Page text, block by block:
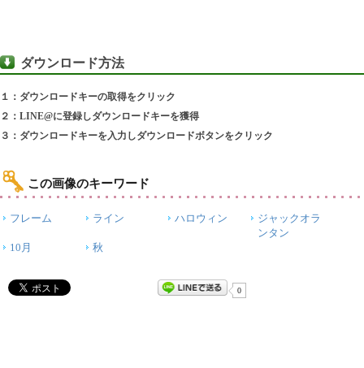
ダウンロード方法
１：ダウンロードキーの取得をクリック
２：LINE@に登録しダウンロードキーを獲得
３：ダウンロードキーを入力しダウンロードボタンをクリック
この画像のキーワード
フレーム ライン ハロウィン
ジャックオラ
ンタン
10月
秋
0